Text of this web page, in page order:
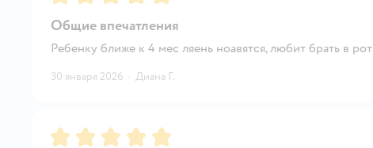
Общие впечатления
Ребенку ближе к 4 мес ляень ноавятся, любит брать в рот
30 января 2026 · Диана Г.
Рейтинг:5